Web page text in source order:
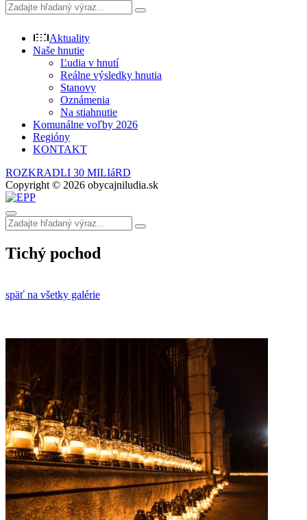
Aktuality
Naše hnutie
Ľudia v hnutí
Reálne výsledky hnutia
Stanovy
Oznámenia
Na stiahnutie
Komunálne voľby 2026
Regióny
KONTAKT
ROZKRADLI 30 MILIáRD
Copyright © 2026 obycajniludia.sk
Tichý pochod
späť na všetky galérie